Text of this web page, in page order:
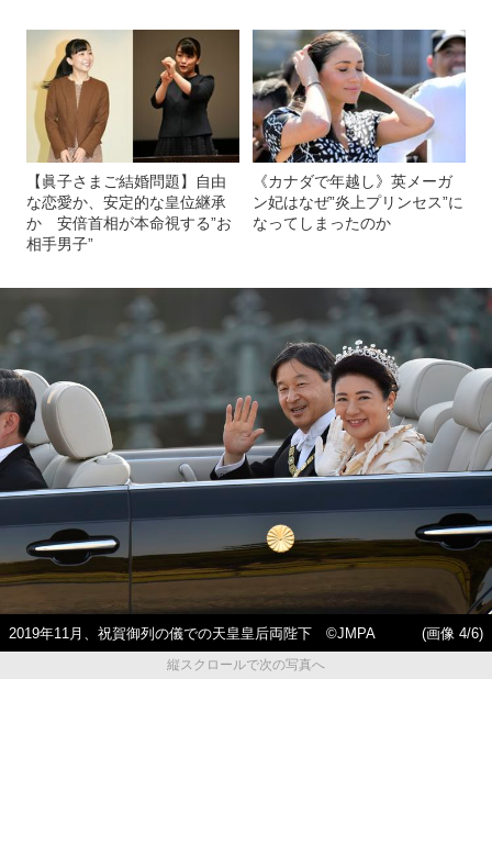
【眞子さまご結婚問題】自由
な恋愛か、安定的な皇位継承
か 安倍首相が本命視する”お
相手男子”
《カナダで年越し》英メーガ
ン妃はなぜ”炎上プリンセス”に
なってしまったのか
2019年11月、祝賀御列の儀での天皇皇后両陛下 ©JMPA
(画像 4/6)
縦スクロールで次の写真へ